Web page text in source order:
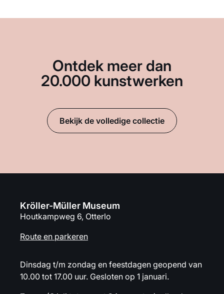
Ontdek meer dan
20.000 kunstwerken
Bekijk de volledige collectie
Kröller-Müller Museum
Houtkampweg 6, Otterlo
Route en parkeren
Dinsdag t/m zondag en feestdagen geopend van
10.00 tot 17.00 uur. Gesloten op 1 januari.